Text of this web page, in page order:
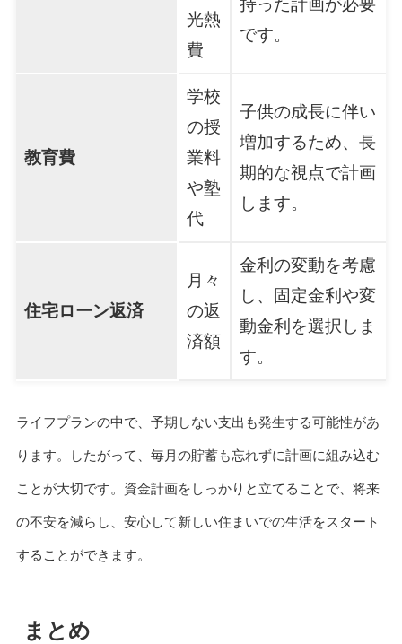
光熱
費
持った計画が必要
です。
教育費
学校
の授
業料
や塾
代
子供の成長に伴い
増加するため、長
期的な視点で計画
します。
住宅ローン返済
月々
の返
済額
金利の変動を考慮
し、固定金利や変
動金利を選択しま
す。
ライフプランの中で、予期しない支出も発生する可能性があ
ります。したがって、毎月の貯蓄も忘れずに計画に組み込む
ことが大切です。資金計画をしっかりと立てることで、将来
の不安を減らし、安心して新しい住まいでの生活をスタート
することができます。
まとめ